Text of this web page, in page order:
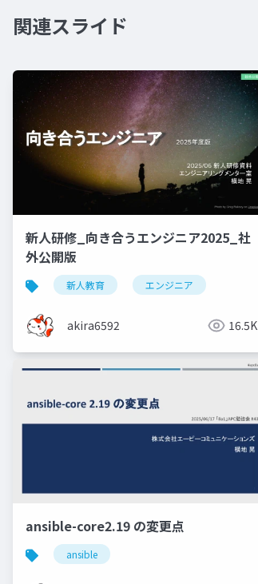
関連スライド
新人研修_向き合うエンジニア2025_社
外公開版
新人教育 エンジニア
akira6592 16.5K
ansible-core2.19 の変更点
ansible